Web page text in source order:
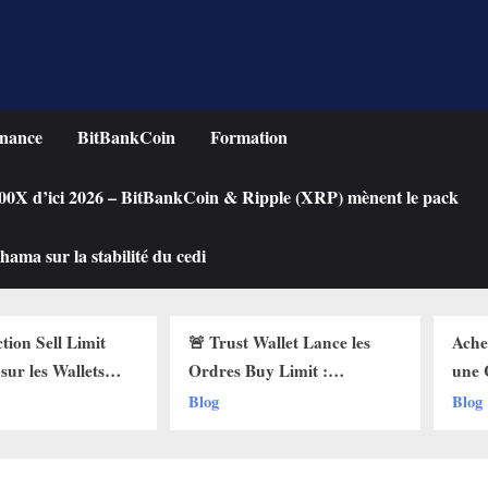
BitBankCoin Formation
d’ici 2026 – BitBankCoin & Ripple (XRP) mènent le pack
sur la stabilité du cedi
Sell Limit
les Wallets
Ça
🚨 Trust Wallet Lance les
Ordres Buy Limit :
Comment Acheter vos
Blog
une
Chute
Blog